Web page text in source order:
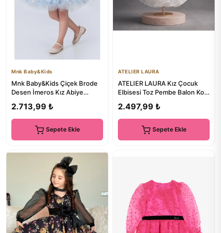
Mnk Baby&Kids
Mnk Baby&Kids Çiçek Brode
Desen İmeros Kız Abiye
2.713,99 ₺
Sepete Ekle
ATELIER LAURA
ATELIER LAURA Kız Çocuk
Elbisesi Toz Pembe Balon Kol
2.497,99 ₺
Sepete Ekle